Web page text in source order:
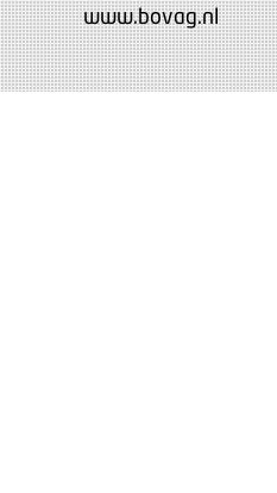
www.bovag.nl